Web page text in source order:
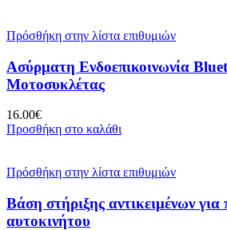
Πρόσθήκη στην λίστα επιθυμιών
Ασύρματη Ενδοεπικοινωνία
Μοτοσυκλέτας
16.00€
Προσθήκη στο καλάθι
Πρόσθήκη στην λίστα επιθυμιών
Βάση στήριξης αντικειμένων
αυτοκινήτου